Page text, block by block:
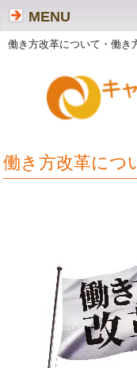
働き方改革について・働き
MENU
働き方改革につ